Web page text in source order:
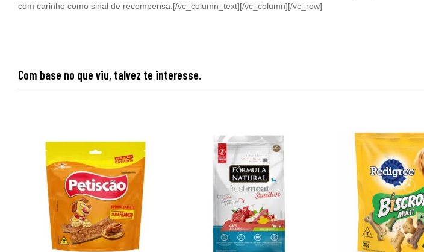
com carinho como sinal de recompensa.[/vc_column_text][/vc_column][/vc_row]
Com base no que viu, talvez te interesse.